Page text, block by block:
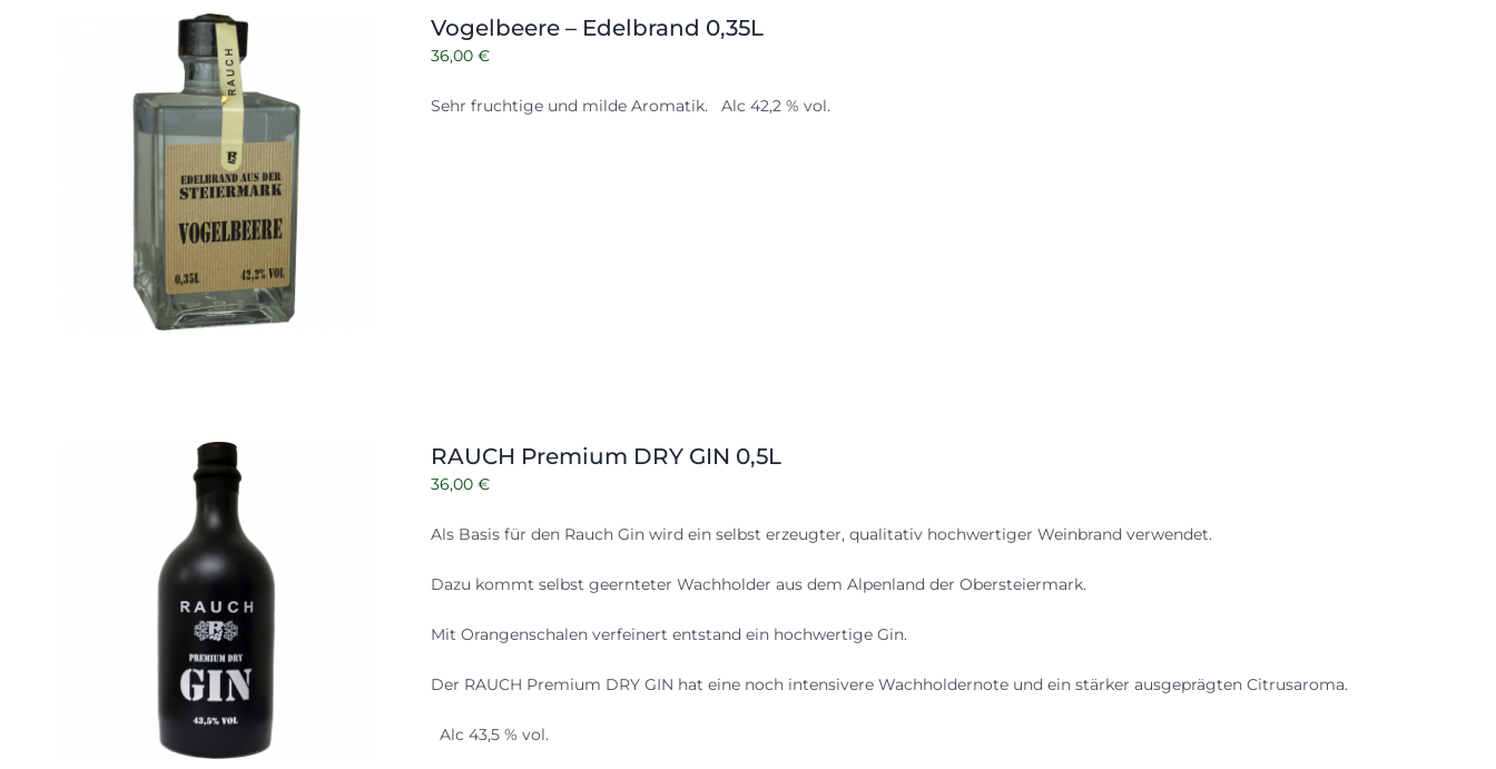
Vogelbeere – Edelbrand 0,35L
36,00 €
Sehr fruchtige und milde Aromatik. Alc 42,2 % vol.
RAUCH Premium DRY GIN 0,5L
36,00 €
Als Basis für den Rauch Gin wird ein selbst erzeugter, qualitativ hochwertiger Weinbrand verwendet.
Dazu kommt selbst geernteter Wachholder aus dem Alpenland der Obersteiermark.
Mit Orangenschalen verfeinert entstand ein hochwertige Gin.
Der RAUCH Premium DRY GIN hat eine noch intensivere Wachholdernote und ein stärker ausgeprägten Citrusaroma.
Alc 43,5 % vol.